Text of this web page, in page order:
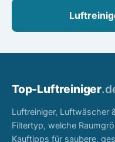
Top-Luftreiniger
Luftreiniger, Luftwäscher
Filtertyp, welche
Kauftipps für saubere,